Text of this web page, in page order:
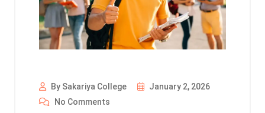
By Sakariya College
January 2, 2026
No Comments